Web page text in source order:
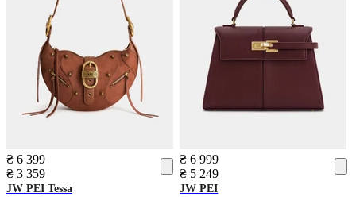
₴ 6 399
₴ 3 359
JW PEI Tessa
₴ 6 999
₴ 5 249
JW PEI